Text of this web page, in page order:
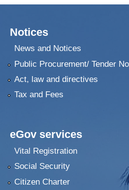
Notices
News and Notices
Public Procurement/ Tender
Act, law and directives
Tax and Fees
eGov services
Vital Registration
Social Security
Citizen Charter